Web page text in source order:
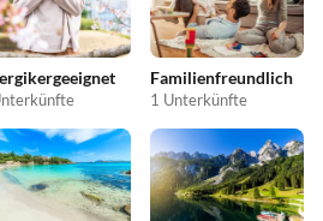
Familienfreundlich
1 Unterkünfte